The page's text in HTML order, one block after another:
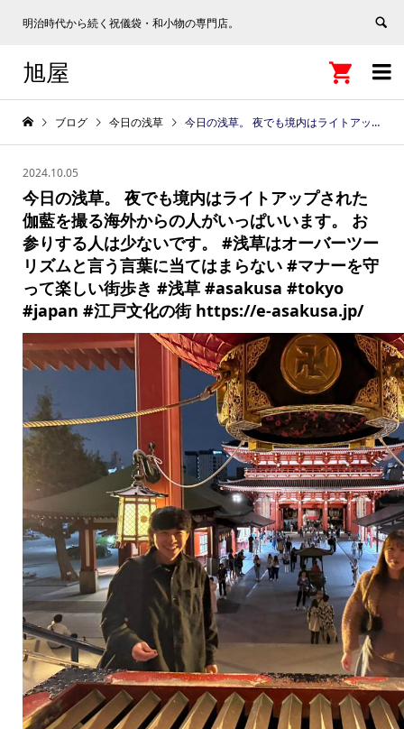
明治時代から続く祝儀袋・和小物の専門店。

旭屋 
ブログ 今日の浅草 今日の浅草。 夜でも境内はライトアップされた伽藍を撮る海外からの人がいっぱいいます。 お参りする人は少ないです。 #浅草はオーバーツーリズムと言う言葉に当てはまらない #マナーを守って楽しい街歩き #浅草 #asakusa #tokyo #japan #江戸文化の街 https://e-asakusa.jp/
2024.10.05
今日の浅草。 夜でも境内はライトアップされた
伽藍を撮る海外からの人がいっぱいいます。 お
参りする人は少ないです。 #浅草はオーバーツー
リズムと言う言葉に当てはまらない #マナーを守
って楽しい街歩き #浅草 #asakusa #tokyo
#japan #江戸文化の街 https://e-asakusa.jp/